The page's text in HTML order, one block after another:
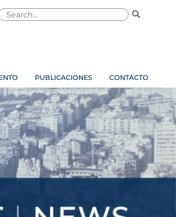
PUBLICACIONES CONTACTO